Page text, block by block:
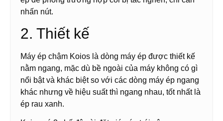
nhấn nút.
2. Thiết kế
Máy ép chậm Koios là dòng máy ép được thiết kế
nằm ngang, mặc dù bề ngoài của máy không có gì
nổi bật và khác biệt so với các dòng máy ép ngang
khác nhưng về hiệu suất thì ngang nhau, tốt nhất là
ép rau xanh.